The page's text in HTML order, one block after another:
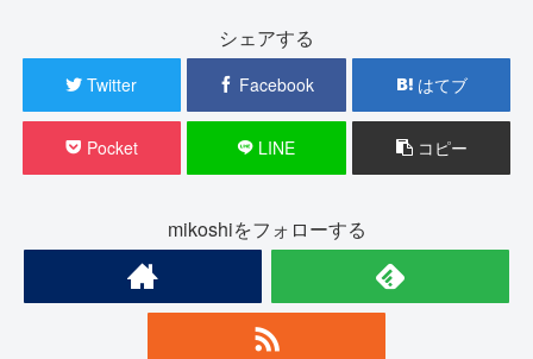
シェアする
Twitter Facebook はてブ
Pocket LINE コピー
mikoshiをフォローする